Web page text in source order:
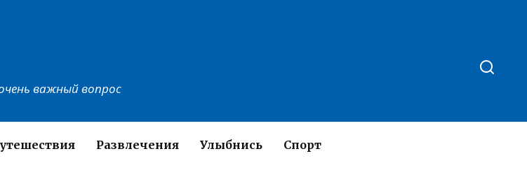
важный вопрос
Развлечения Улыбнись Спорт